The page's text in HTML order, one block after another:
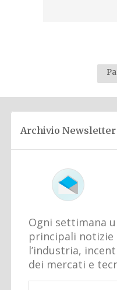
Archivio Newsletter
Ogni settimana
principali
l’industria,
dei mercati e